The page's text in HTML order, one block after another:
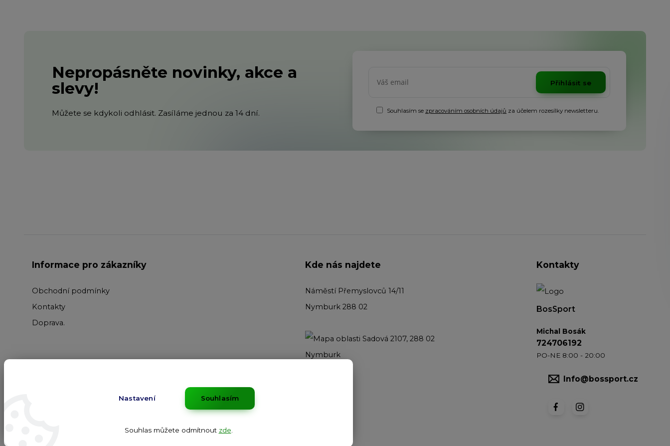
Nepropásněte novinky, akce a
slevy!
Můžete se kdykoli odhlásit. Zasíláme jednou za 14 dní.
Přihlásit se
Souhlasím se zpracováním osobních údajů za účelem rozesílky newsletteru.
Informace pro zákazníky
Obchodní podmínky
Kontakty
Doprava.
Kde nás najdete
Náměstí Přemyslovců 14/11
Nymburk 288 02
Kontakty
BosSport
Michal Bosák
724706192
PO-NE 8:00 - 20:00
Info@bossport.cz
Nastavení Souhlasím
Souhlas můžete odmítnout zde